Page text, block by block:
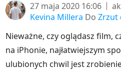
27 maja 2020 16:06
Kevina Millera DoZrzut
Nieważne, czy oglądasz film,
na iPhonie, najłatwiejszym
ulubionych chwil jest